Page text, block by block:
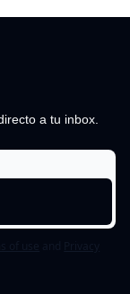
a tu inbox.